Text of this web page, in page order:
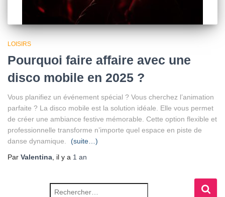
LOISIRS
Pourquoi faire affaire avec une
disco mobile en 2025 ?
Vous planifiez un événement spécial ? Vous cherchez l’animation
parfaite ? La disco mobile est la solution idéale. Elle vous permet
de créer une ambiance festive mémorable. Cette option flexible et
professionnelle transforme n’importe quel espace en piste de
danse dynamique.
(suite…)
Par Valentina , il y a 1 an